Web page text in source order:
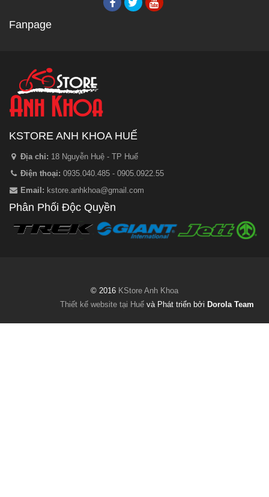
Fanpage
KSTORE ANH KHOA HUẾ
Địa chỉ: 18 Nguyễn Huệ - TP Huế
Điện thoại: 0935.040.485 - 0905.0922.55
Email: kstore.anhkhoa@gmail.com
Phân Phối Độc Quyền
© 2016 KStore Anh Khoa
Thiết kế website tại Huế và Phát triển bởi Dorola Team